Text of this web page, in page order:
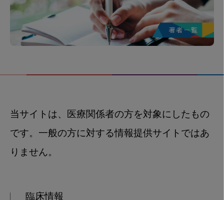
当サイトは、医療関係者の方を対象にしたもの
です。一般の方に対する情報提供サイトではあ
りません。
臨床情報